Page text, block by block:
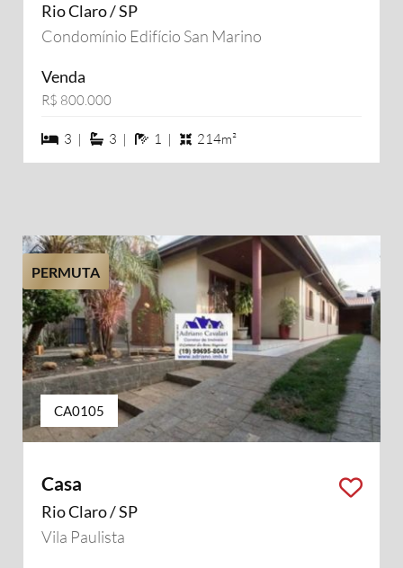
Rio Claro / SP
Condomínio Edifício San Marino
Venda
R$ 800.000
3 dormiórios
3 | 3 suítes
3 | 1 banheiros
1 | 214m²
PERMUTA
CA0105
Casa
Rio Claro / SP
Vila Paulista